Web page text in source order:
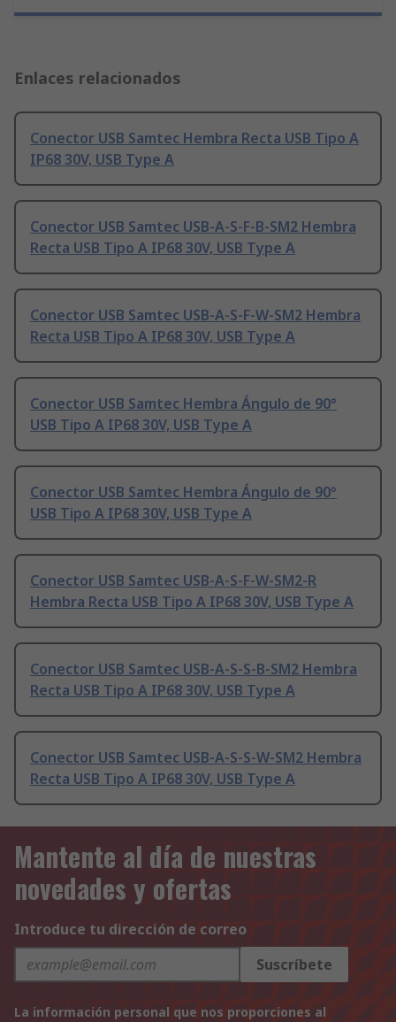
Enlaces relacionados
Conector USB Samtec Hembra Recta USB Tipo A
IP68 30V, USB Type A
Conector USB Samtec USB-A-S-F-B-SM2 Hembra
Recta USB Tipo A IP68 30V, USB Type A
Conector USB Samtec USB-A-S-F-W-SM2 Hembra
Recta USB Tipo A IP68 30V, USB Type A
Conector USB Samtec Hembra Ángulo de 90°
USB Tipo A IP68 30V, USB Type A
Conector USB Samtec Hembra Ángulo de 90°
USB Tipo A IP68 30V, USB Type A
Conector USB Samtec USB-A-S-F-W-SM2-R
Hembra Recta USB Tipo A IP68 30V, USB Type A
Conector USB Samtec USB-A-S-S-B-SM2 Hembra
Recta USB Tipo A IP68 30V, USB Type A
Conector USB Samtec USB-A-S-S-W-SM2 Hembra
Recta USB Tipo A IP68 30V, USB Type A
Mantente al día de nuestras
novedades y ofertas
Introduce tu dirección de correo
Suscríbete
La información personal que nos proporciones al